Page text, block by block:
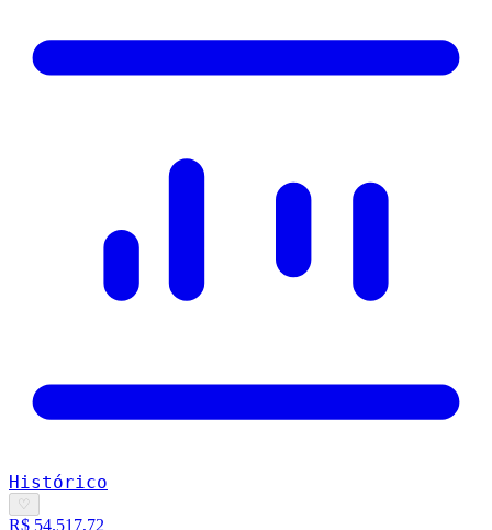
Histórico
♡
R$ 54.517,72